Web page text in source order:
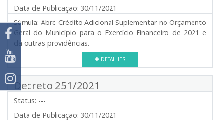
Data de Publicação: 30/11/2021
Súmula: Abre Crédito Adicional Suplementar no Orçamento
Geral do Município para o Exercício Financeiro de 2021 e
dá outras providências.
DETALHES
Decreto 251/2021
Status: ---
Data de Publicação: 30/11/2021